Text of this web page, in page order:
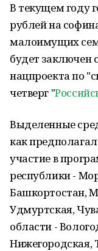
В текущем году
рублей на
малоимущих
будет заключен
нацпроекта по
четверг "
Выделенные
как
участие в
республики -
Башкортостан,
Удмуртская,
области -
Нижегородская,